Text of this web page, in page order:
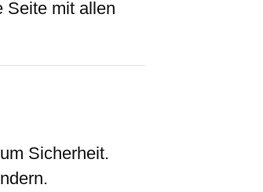
Seite mit allen
Sicherheit.